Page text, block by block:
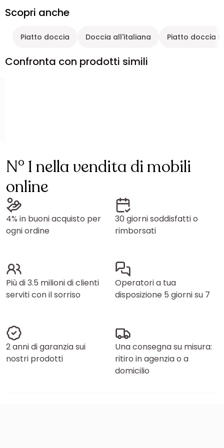
Scopri anche
Piatto doccia Doccia all'italiana Piatto doccia
Confronta con prodotti simili
N° 1 nella vendita di mobili
online
4% in buoni acquisto per
ogni ordine
30 giorni soddisfatti o
rimborsati
Più di 3.5 milioni di clienti
serviti con il sorriso
Operatori a tua
disposizione 5 giorni su 7
2 anni di garanzia sui
nostri prodotti
Una consegna su misura:
ritiro in agenzia o a
domicilio